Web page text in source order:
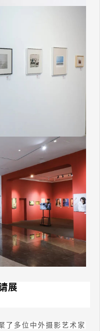
展
了多位中外摄影艺术家